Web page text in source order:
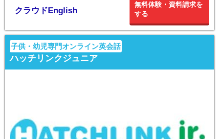
クラウドEnglish
無料体験・資料請求を
する
子供・幼児専門オンライン英会話
ハッチリンクジュニア